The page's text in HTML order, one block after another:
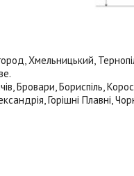
Хмельницький,
Бровари, Бориспіль,
Горішні Плавні,